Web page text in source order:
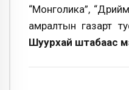
“Монголика”,
амралтын газарт
Шуурхай штабаас